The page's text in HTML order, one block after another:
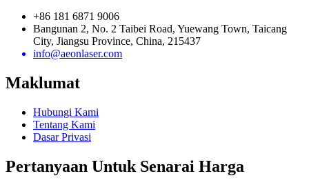
+86 181 6871 9006
Bangunan 2, No. 2 Taibei Road, Yuewang Town, Taicang
City, Jiangsu Province, China, 215437
info@aeonlaser.com
Maklumat
Hubungi Kami
Tentang Kami
Dasar Privasi
Pertanyaan Untuk Senarai Harga